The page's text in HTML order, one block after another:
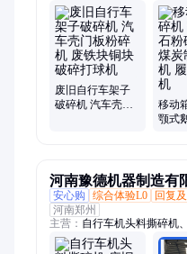
机、金属破碎机、涡电流分
破碎机、铜米机、垃圾分选
废旧自行车架子
破碎机 汽车壳门
移动
颚式
河南豫德机器制造有
安心购
综合体验L0 回复
河南郑州
主营： 自行车机头料撕碎机